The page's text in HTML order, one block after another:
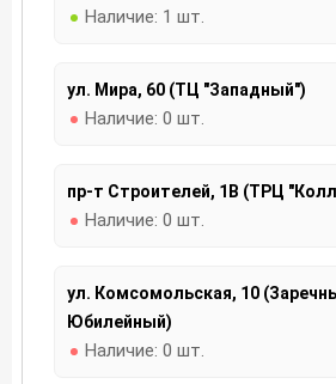
Наличие: 1 шт.
ул. Мира, 60 (ТЦ "Западный")
Наличие: 0 шт.
пр-т Строителей, 1В (ТРЦ
Наличие: 0 шт.
ул. Комсомольская, 10
Юбилейный)
Наличие: 0 шт.